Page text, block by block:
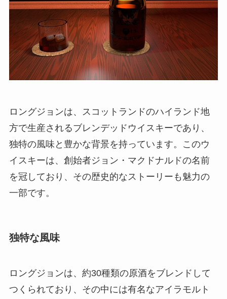
ロングジョンは、スコットランドのハイランド地
方で生産されるブレンデッドウイスキーであり、
独特の風味と豊かな背景を持っています。このウ
イスキーは、創始者ジョン・マクドナルドの名前
を冠しており、その歴史的なストーリーも魅力の
一部です。
独特な風味
ロングジョンは、約30種類の原酒をブレンドして
つくられており、その中には有名なアイラモルト